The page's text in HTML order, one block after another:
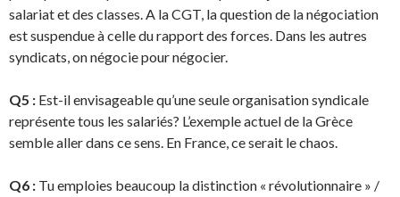
salariat et des classes. A la CGT, la question de la négociation
est suspendue à celle du rapport des forces. Dans les autres
syndicats, on négocie pour négocier.
Q5 : Est-il envisageable qu’une seule organisation syndicale
représente tous les salariés? L’exemple actuel de la Grèce
semble aller dans ce sens. En France, ce serait le chaos.
Q6 : Tu emploies beaucoup la distinction « révolutionnaire » /